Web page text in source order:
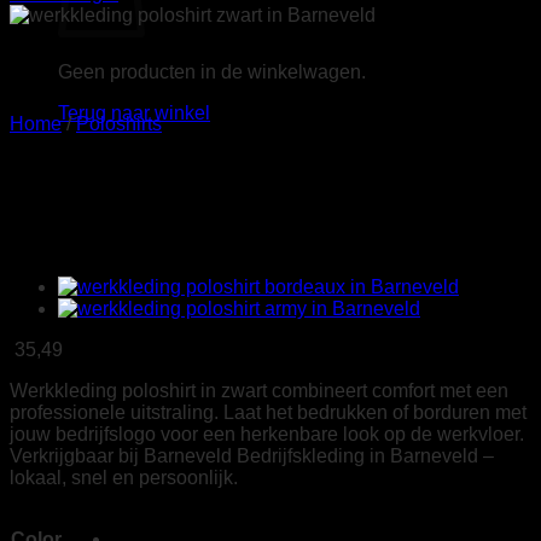
Geen producten in de winkelwagen.
Terug naar winkel
Home / Poloshirts
35,49
Werkkleding poloshirt in zwart combineert comfort met een
professionele uitstraling. Laat het bedrukken of borduren met
jouw bedrijfslogo voor een herkenbare look op de werkvloer.
Verkrijgbaar bij Barneveld Bedrijfskleding in Barneveld –
lokaal, snel en persoonlijk.